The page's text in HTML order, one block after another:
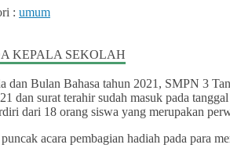
: umum
dan Bulan Bahasa tahun 2021, SMPN 3
dan surat terahir sudah masuk pada
dari 18 orang siswa yang merupakan
acara pembagian hadiah pada para